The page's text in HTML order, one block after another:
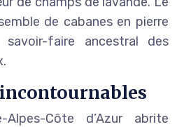
de cabanes en pierre
faire ancestral des
incontournables
Côte d’Azur abrite